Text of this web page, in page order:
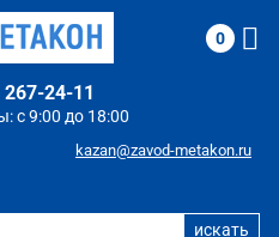
с 9:00 до 18:00
24-11
kazan@zavod-metakon.ru
0